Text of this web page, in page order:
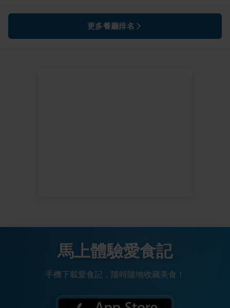
更多餐廳排名
馬上體驗愛食記
手機下載愛食記，隨時隨地收藏美食！